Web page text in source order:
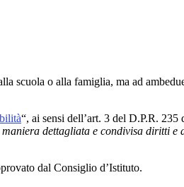
scuola o alla famiglia, ma ad
“, ai sensi dell’art. 3 del D.P.R.
dettagliata e condivisa diritti e
dal Consiglio d’Istituto.